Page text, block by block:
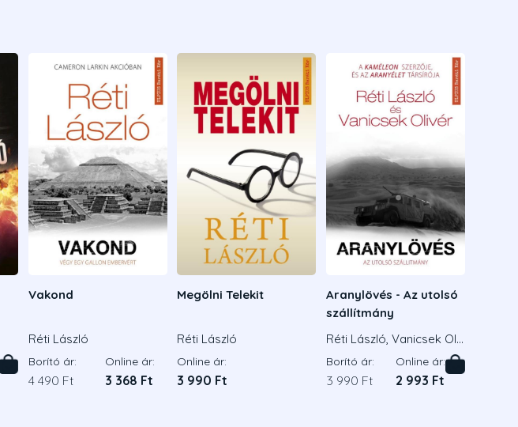
Vakond
Réti László
Borító ár:
4 490 Ft
Online ár:
3 368 Ft
Megölni Telekit
Réti László
Online ár:
3 990 Ft
Aranylövés - Az utolsó
szállítmány
Réti László, Vanicsek Oli
Borító ár:
3 990 Ft
Online ár:
2 993 Ft